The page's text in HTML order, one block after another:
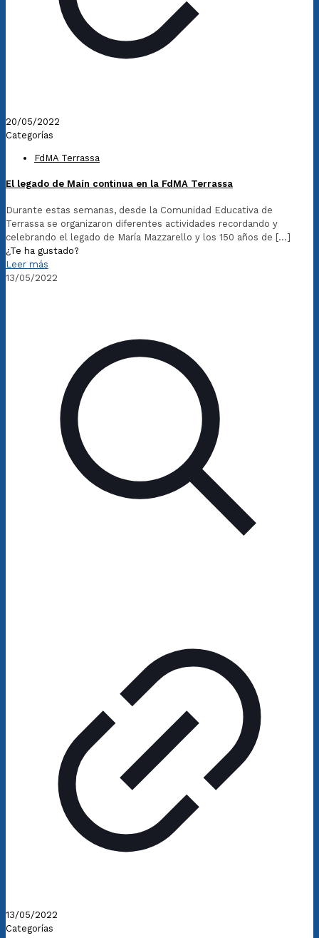
20/05/2022
Categorías
FdMA Terrassa
El legado de Maín continua en la FdMA Terrassa
Durante estas semanas, desde la Comunidad Educativa de
Terrassa se organizaron diferentes actividades recordando y
celebrando el legado de María Mazzarello y los 150 años de […]
¿Te ha gustado?
Leer más
13/05/2022
13/05/2022
Categorías